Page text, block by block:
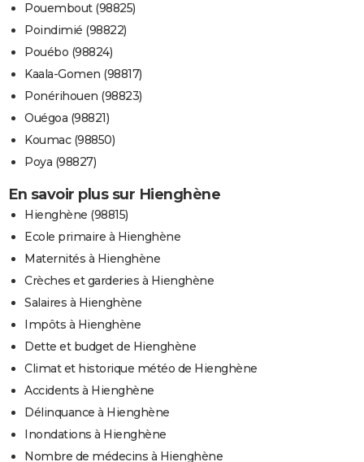
Pouembout (98825)
Poindimié (98822)
Pouébo (98824)
Kaala-Gomen (98817)
Ponérihouen (98823)
Ouégoa (98821)
Koumac (98850)
Poya (98827)
En savoir plus sur Hienghène
Hienghène (98815)
Ecole primaire à Hienghène
Maternités à Hienghène
Crèches et garderies à Hienghène
Salaires à Hienghène
Impôts à Hienghène
Dette et budget de Hienghène
Climat et historique météo de Hienghène
Accidents à Hienghène
Délinquance à Hienghène
Inondations à Hienghène
Nombre de médecins à Hienghène